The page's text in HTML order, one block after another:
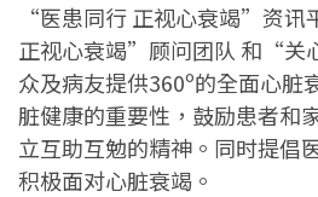
“医患同行 正视心衰竭”资
正视心衰竭”顾问团队 和“关
众及病友提供360º的全面心脏
脏健康的重要性，鼓励患者和
立互助互勉的精神。同时提倡
积极面对心脏衰竭。